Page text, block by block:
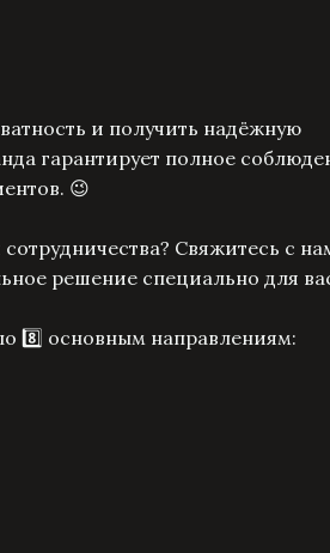
и получить надёжную
гарантирует полное
😉
Свяжитесь с
решение специально для
8️⃣ основным направлениям: